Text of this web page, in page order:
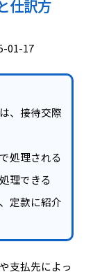
仕訳方
01-17
、接待交際
処理される
理できる
定款に紹介
支払先によっ